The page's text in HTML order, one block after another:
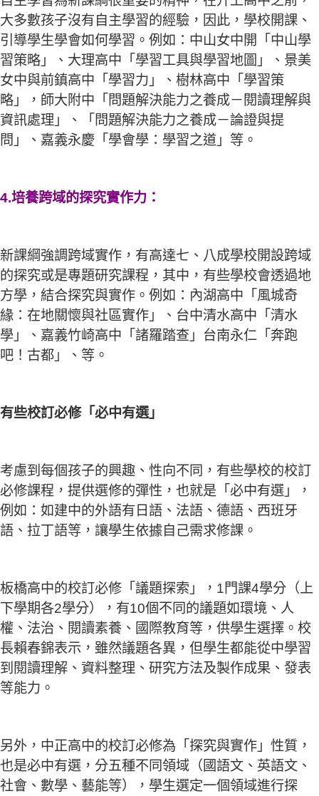
大多數孩子沒有自主學習的經驗，因此，學校開課、
引導學生學會如何學習。例如：中山女中開「中山學
習策略」、大理高中「學習工具與學習地圖」、景美
女中與前鎮高中「學習力」、樹林高中「學習策
略」，師大附中「問題解決能力之養成－閱讀理解與
資訊處理」、「問題解決能力之養成－論證與提
問」、嘉義永慶「學會學：學習之道」等。
4.培養跨域的探究實作力：
新課綱強調跨域實作，有高達七、八成學校開設跨域
的探究或是專題研究課程，其中，有些學校會透過地
方學，結合探究與實作。例如：內湖高中「風城奇
緣：在地關懷與社區實作」、台中清水高中「清水
學」、嘉義竹崎高中「諸羅踏查」台南永仁「奔跑
吧！古都」、等。
有些校訂必修「必中有選」
考慮到每個孩子的興趣、性向不同，有些學校的校訂
必修課程，提供選修的彈性，也就是「必中有選」，
例如：如建中的外語有日語、法語、德語、西班牙
語、拉丁語等，讓學生依據自己需求修課。
板橋高中的校訂必修「議題探索」，1門課4學分（上
下學期各2學分），有10個不同的議題如環境、人
權、法治、閱讀素養、國際教育等，供學生選擇。校
長賴春錦表示，雖然議題各異，但學生都能從中學習
到閱讀理解、資料整理、研究方法及製作成果、發表
等能力。
另外，中正高中的校訂必修為「探究與實作」性質，
也是必中有選，分五種不同領域（國語文、英語文、
社會、數學、藝能等），學生選定一個領域進行探